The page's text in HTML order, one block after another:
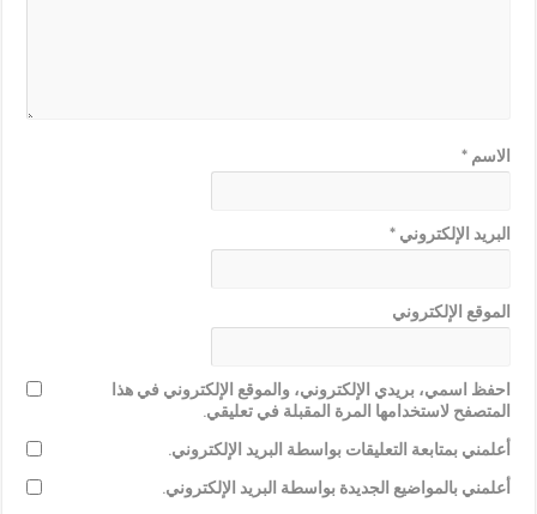
الاسم*
البريد الإلكتروني*
الموقع الإلكتروني
احفظ اسمي، بريدي الإلكتروني، والموقع الإلكتروني في هذا
المتصفح لاستخدامها المرة المقبلة في تعليقي.
أعلمني بمتابعة التعليقات بواسطة البريد الإلكتروني.
أعلمني بالمواضيع الجديدة بواسطة البريد الإلكتروني.